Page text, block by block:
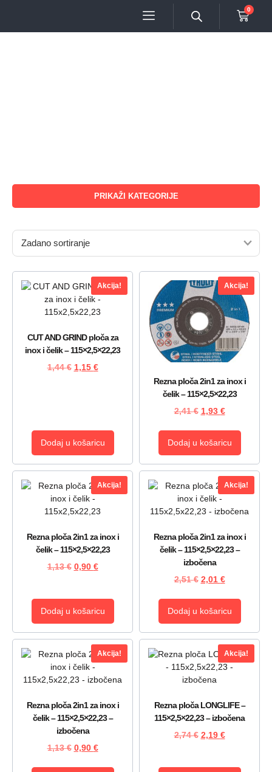
0
PRIKAŽI KATEGORIJE
Akcija!
CUT AND GRIND ploča za
inox i čelik – 115×2,5×22,23
1,44€ 1,15 €
Dodaj u košaricu
Akcija!
Rezna ploča 2in1 za inox i
čelik – 115×2,5×22,23
2,41€ 1,93 €
Dodaj u košaricu
Akcija!
Rezna ploča 2in1 za inox i
čelik – 115×2,5×22,23
1,13€ 0,90 €
Dodaj u košaricu
Akcija!
Rezna ploča 2in1 za inox i
čelik – 115×2,5×22,23 –
izbočena
2,51€ 2,01 €
Dodaj u košaricu
Akcija!
Rezna ploča 2in1 za inox i
čelik – 115×2,5×22,23 –
izbočena
1,13€ 0,90 €
Akcija!
Rezna ploča LONGLIFE –
115×2,5×22,23 – izbočena
2,74€ 2,19 €